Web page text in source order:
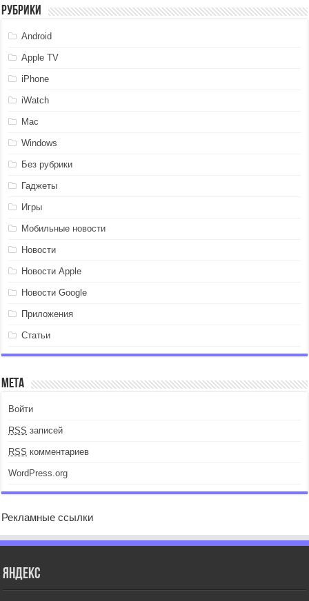
Рубрики
Android
Apple TV
iPhone
iWatch
Mac
Windows
Без рубрики
Гаджеты
Игры
Мобильные новости
Новости
Новости Apple
Новости Google
Приложения
Статьи
Мета
Войти
RSS записей
RSS комментариев
WordPress.org
Рекламные ссылки
Яндекс